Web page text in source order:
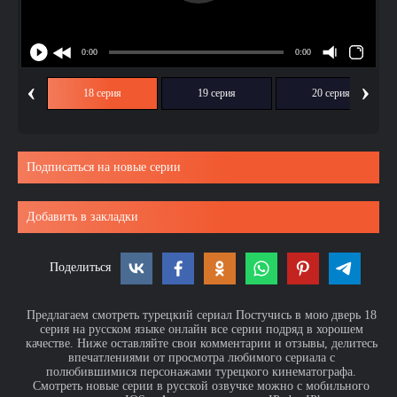
‹ 18 серия 19 серия 20 серия ›
Подписаться на новые серии
Добавить в закладки
Поделиться
Предлагаем смотреть турецкий сериал Постучись в мою дверь 18
серия на русском языке онлайн все серии подряд в хорошем
качестве. Ниже оставляйте свои комментарии и отзывы, делитесь
впечатлениями от просмотра любимого сериала с
полюбившимися персонажами турецкого кинематографа.
Смотреть новые серии в русской озвучке можно с мобильного